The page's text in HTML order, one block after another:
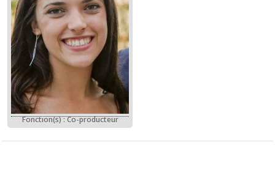
Fonction(s) : Co-producteur